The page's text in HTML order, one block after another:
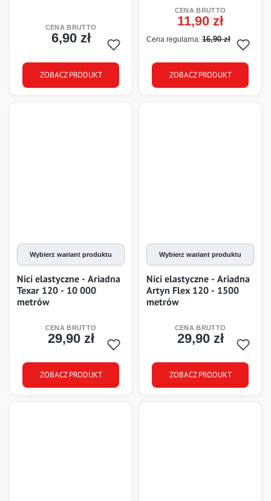
Cena
6,90 zł
ZOBACZ PRODUKT
Cena promocyjna
11,90 zł
Cena regularna: 16,90 zł
ZOBACZ PRODUKT
Wybierz wariant produktu
Nici elastyczne - Ariadna
Texar 120 - 10 000
metrów
Cena
29,90 zł
ZOBACZ PRODUKT
Wybierz wariant produktu
Nici elastyczne - Ariadna
Artyn Flex 120 - 1500
metrów
Cena
29,90 zł
ZOBACZ PRODUKT